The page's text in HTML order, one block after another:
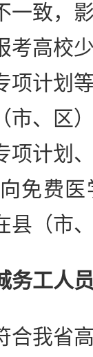
一致，
考高校
项计划
市、区
项计划
免费
县（市
务工人
我省高